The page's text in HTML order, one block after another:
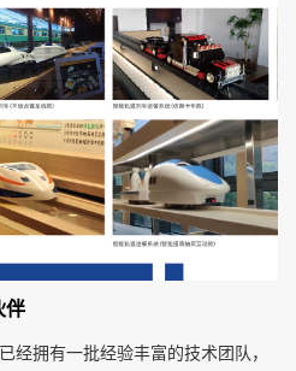
伴
经拥有一批经验丰富的技术团队，